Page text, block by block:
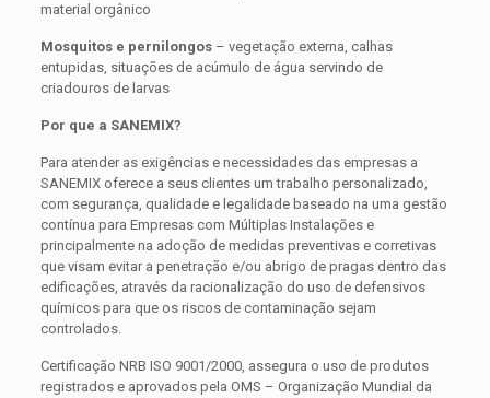
material orgânico
Mosquitos e pernilongos– vegetação externa, calhas
entupidas, situações de acúmulo de água servindo de
criadouros de larvas
Por que a SANEMIX?
Para atender as exigências e necessidades das empresas a
SANEMIX oferece a seus clientes um trabalho personalizado,
com segurança, qualidade e legalidade baseado na uma gestão
contínua para Empresas com Múltiplas Instalações e
principalmente na adoção de medidas preventivas e corretivas
que visam evitar a penetração e/ou abrigo de pragas dentro das
edificações, através da racionalização do uso de defensivos
químicos para que os riscos de contaminação sejam
controlados.
Certificação NRB ISO 9001/2000, assegura o uso de produtos
registrados e aprovados pela OMS – Organização Mundial da